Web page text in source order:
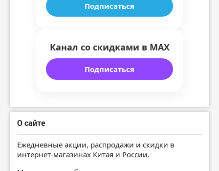
Подписаться
Канал со скидками в MAX
Подписаться
О сайте
Ежедневные акции, распродажи и скидки в
интернет-магазинах Китая и России.